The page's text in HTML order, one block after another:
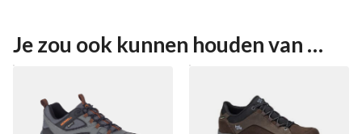
Je zou ook kunnen houden van …